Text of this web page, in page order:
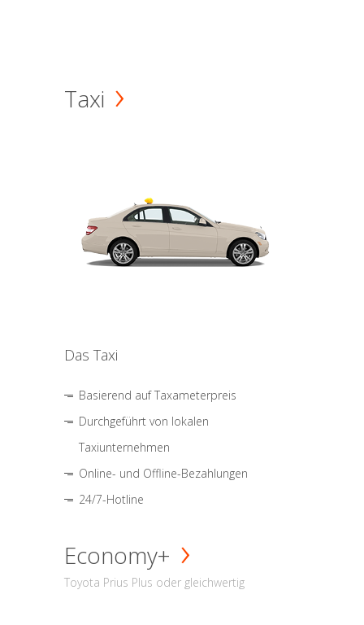
Taxi
Das Taxi
Basierend auf Taxameterpreis
Durchgeführt von lokalen
Taxiunternehmen
Online- und Offline-Bezahlungen
24/7-Hotline
Economy+
Toyota Prius Plus oder gleichwertig